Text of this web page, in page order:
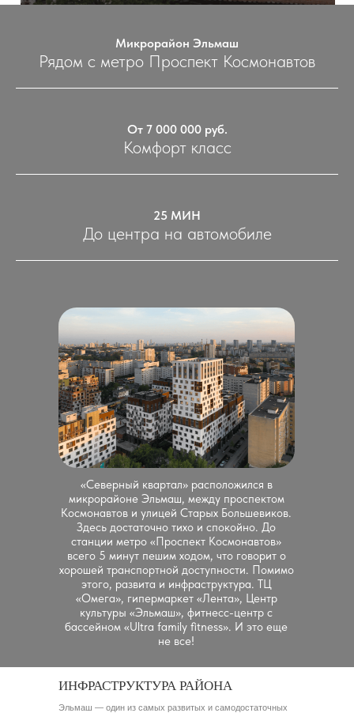
Микрорайон Эльмаш
Рядом с метро Проспект Космонавтов
От 7 000 000 руб.
Комфорт класс
25 МИН
До центра на автомобиле
«Северный квартал» расположился в
микрорайоне Эльмаш, между проспектом
Космонавтов и улицей Старых Большевиков.
Здесь достаточно тихо и спокойно. До
станции метро «Проспект Космонавтов»
всего 5 минут пешим ходом, что говорит о
хорошей транспортной доступности. Помимо
этого, развита и инфраструктура. ТЦ
«Омега», гипермаркет «Лента», Центр
культуры «Эльмаш», фитнесс-центр с
бассейном «Ultra family fitness». И это еще
не все!
ИНФРАСТРУКТУРА РАЙОНА
Эльмаш — один из самых развитых и самодостаточных